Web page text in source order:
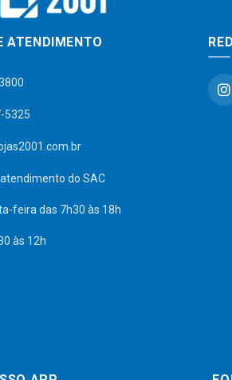
ATENDIMENTO
5325
do SAC
feira das 7h30 às 18h
às 12h